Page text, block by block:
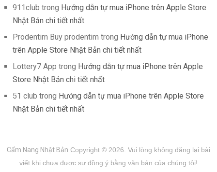
911club trong Hướng dẫn tự mua iPhone trên Apple Store
Nhật Bản chi tiết nhất
Prodentim Buy prodentim trong Hướng dẫn tự mua iPhone
trên Apple Store Nhật Bản chi tiết nhất
Lottery7 App trong Hướng dẫn tự mua iPhone trên Apple
Store Nhật Bản chi tiết nhất
51 club trong Hướng dẫn tự mua iPhone trên Apple Store
Nhật Bản chi tiết nhất
Cẩm Nang Nhật Bản Copyright © 2026. Vui lòng không đăng lại bài
viết khi chưa được sự đồng ý bằng văn bản của chúng tôi!